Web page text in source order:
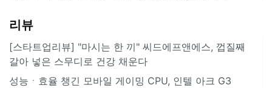
리뷰
[스타트업리뷰] "마시는 한 끼" 씨드에프앤에스, 껍질째
갈아 넣은 스무디로 건강 채운다
성능ㆍ효율 챙긴 모바일 게이밍 CPU, 인텔 아크 G3